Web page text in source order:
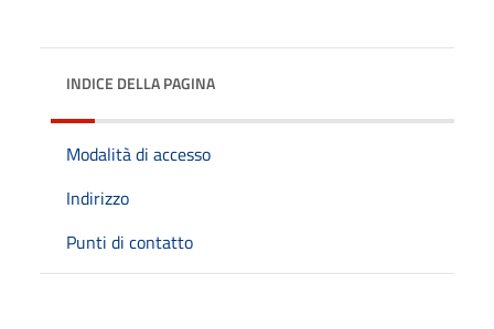
INDICE DELLA PAGINA
Modalità di accesso
Indirizzo
Punti di contatto